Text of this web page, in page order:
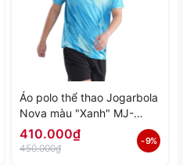
Áo polo thể thao Jogarbola
Nova màu "Xanh" MJ-
A4197-03 - Hàng Chính
Hãng
410.000₫
450.000₫
- 9%